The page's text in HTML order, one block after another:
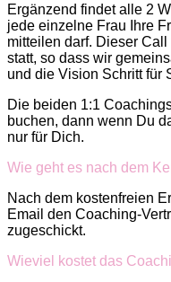
Ergänzend findet alle 2
jede einzelne Frau Ihre
mitteilen darf. Dieser
statt, so dass wir
und die Vision Schritt für
Die beiden 1:1
buchen, dann wenn Du
nur für Dich.
Wie geht es nach dem
Nach dem kostenfreien
Email den Coaching-
zugeschickt.
Wieviel kostet das